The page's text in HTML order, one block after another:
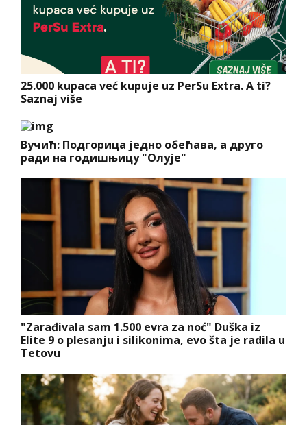
25.000 kupaca već kupuje uz PerSu Extra. A ti?
Saznaj više
Вучић: Подгорица једно обећава, а друго
ради на годишњицу "Олује"
"Zarađivala sam 1.500 evra za noć" Duška iz
Elite 9 o plesanju i silikonima, evo šta je radila u
Tetovu